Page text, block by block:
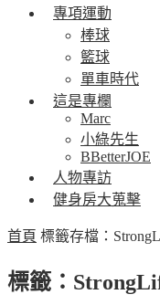
專項運動
棒球
籃球
單車時代
這是專欄
Marc
小綠先生
BBetterJOE
人物專訪
健身房大蒐擊
首頁 標籤存檔：
標籤：